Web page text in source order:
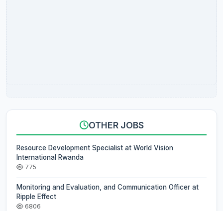
OTHER JOBS
Resource Development Specialist at World Vision
International Rwanda
775
Monitoring and Evaluation, and Communication Officer at
Ripple Effect
6806